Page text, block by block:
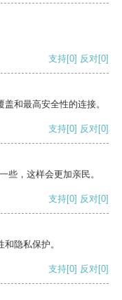
支持[0] 反对[0]
和最高安全性的连接。
支持[0] 反对[0]
些，这样会更加亲民。
支持[0] 反对[0]
隐私保护。
支持[0] 反对[0]